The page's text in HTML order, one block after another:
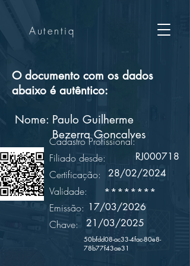
Autentiq
O documento com os dados
abaixo é autêntico:
Nome:
Cadastro Profissional:
Filiado desde:
Certificação:
Validade:
Emissão:
Chave:
50bfdd08-ac33-4fac-80e8-
78b77f43ae31
17/03/2026
Paulo Guilherme
Bezerra Goncalves
21/03/2025
********
28/02/2024
RJ000718